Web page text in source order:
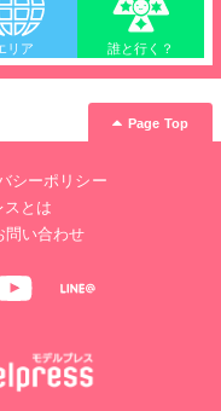
リア 誰と行く？
Page Top
シーポリシー
スとは
問い合わせ